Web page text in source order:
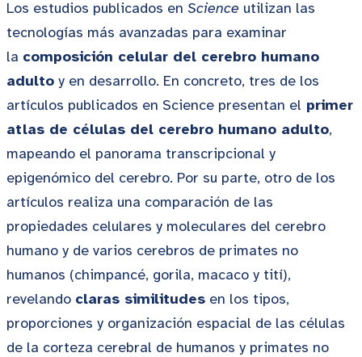
Los estudios publicados en Science utilizan las
tecnologías más avanzadas para examinar
la composición celular del cerebro humano
adulto y en desarrollo. En concreto, tres de los
artículos publicados en Science presentan el primer
atlas de células del cerebro humano adulto,
mapeando el panorama transcripcional y
epigenómico del cerebro. Por su parte, otro de los
artículos realiza una comparación de las
propiedades celulares y moleculares del cerebro
humano y de varios cerebros de primates no
humanos (chimpancé, gorila, macaco y tití),
revelando claras similitudes en los tipos,
proporciones y organización espacial de las células
de la corteza cerebral de humanos y primates no